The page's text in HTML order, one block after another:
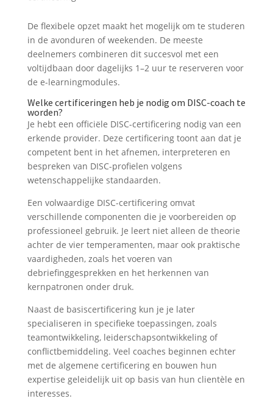
De flexibele opzet maakt het mogelijk om te studeren
in de avonduren of weekenden. De meeste
deelnemers combineren dit succesvol met een
voltijdbaan door dagelijks 1–2 uur te reserveren voor
de e-learningmodules.
Welke certificeringen heb je nodig om DISC-coach te
worden?
Je hebt een officiële DISC-certificering nodig van een
erkende provider. Deze certificering toont aan dat je
competent bent in het afnemen, interpreteren en
bespreken van DISC-profielen volgens
wetenschappelijke standaarden.
Een volwaardige DISC-certificering omvat
verschillende componenten die je voorbereiden op
professioneel gebruik. Je leert niet alleen de theorie
achter de vier temperamenten, maar ook praktische
vaardigheden, zoals het voeren van
debriefinggesprekken en het herkennen van
kernpatronen onder druk.
Naast de basiscertificering kun je je later
specialiseren in specifieke toepassingen, zoals
teamontwikkeling, leiderschapsontwikkeling of
conflictbemiddeling. Veel coaches beginnen echter
met de algemene certificering en bouwen hun
expertise geleidelijk uit op basis van hun clientèle en
interesses.